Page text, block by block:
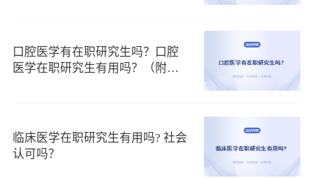
随着报考在职研究生的人员越来越多，宁夏医科大学在职
研究生更是受到了大家的关注。其中有部分人员在咨询宁夏医
科大学在职研究生有用吗？可以从以下几点了解：
宁夏医科大学在职研究生是以专业硕士的方式来进行招生
的，该类型属于先考试后入学的形式。被录取的学员在规定的
时间内修满学分，完成论文答辩，可以获得毕业证和硕士学位
证。证书是获国家和社会认可的，认可度和含金量都是比较高
口腔医学有在职研究生吗？口腔
医学在职研究生有用吗？（附学
临床医学在职研究生有用吗? 社会
认可吗？